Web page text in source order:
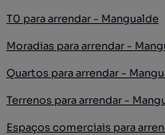
T0 para arrendar - Mangualde
Moradias para arrendar -
Quartos para arrendar -
Terrenos para arrendar -
Espaços comerciais para